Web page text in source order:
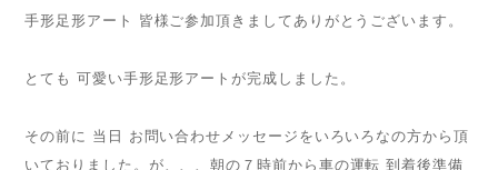
手形足形アート 皆様ご参加頂きましてありがとうございます。
とても 可愛い手形足形アートが完成しました。
その前に 当日 お問い合わせメッセージをいろいろなの方から頂
いておりました。が、、、朝の７時前から車の運転 到着後準備